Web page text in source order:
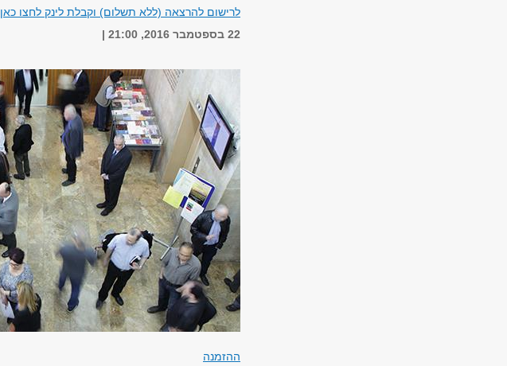
לרישום להרצאה (ללא תשלום) וקבלת לינק לחצו כאן.
22 בספטמבר 2016, 21:00
ההזמנה